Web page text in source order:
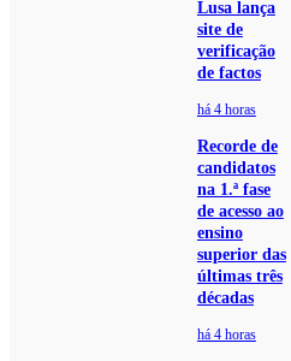
Lusa lança
site de
verificação
de factos
há 4 horas
Recorde de
candidatos
na 1.ª fase
de acesso ao
ensino
superior das
últimas três
décadas
há 4 horas